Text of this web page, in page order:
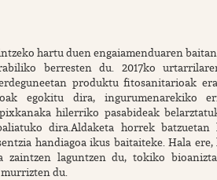
hartu duen engaiamenduaren
berresten du. 2017ko
produktu fitosanitarioak
egokitu dira, ingurumenarekiko
hilerriko pasabideak
dira.Aldaketa horrek
handiagoa ikus baitaiteke. Hala
laguntzen du, tokiko
du.